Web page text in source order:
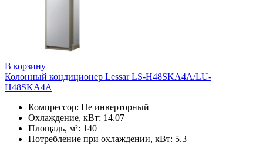
В корзину
Колонный кондиционер Lessar LS-H48SKA4A/LU-
H48SKA4A
Компрессор: Не инверторный
Охлаждение, кВт: 14.07
Площадь, м²: 140
Потребление при охлаждении, кВт: 5.3